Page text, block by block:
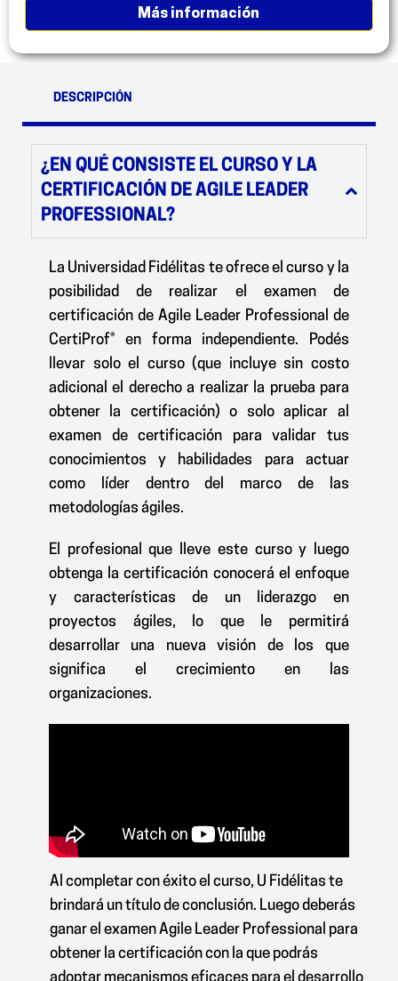
más información
DESCRIPCIÓN
¿EN QUÉ CONSISTE EL CURSO Y LA
CERTIFICACIÓN DE AGILE LEADER
PROFESSIONAL?
La Universidad Fidélitas te ofrece el curso y la
posibilidad de realizar el examen de
certificación de Agile Leader Professional de
CertiProf® en forma independiente. Podés
llevar solo el curso (que incluye sin costo
adicional el derecho a realizar la prueba para
obtener la certificación) o solo aplicar al
examen de certificación para validar tus
conocimientos y habilidades para actuar
como líder dentro del marco de las
metodologías ágiles.
El profesional que lleve este curso y luego
obtenga la certificación conocerá el enfoque
y características de un liderazgo en
proyectos ágiles, lo que le permitirá
desarrollar una nueva visión de los que
significa el crecimiento en las
organizaciones.
Al completar con éxito el curso, U Fidélitas te
brindará un título de conclusión. Luego deberás
ganar el examen Agile Leader Professional para
obtener la certificación con la que podrás
adoptar mecanismos eficaces para el desarrollo